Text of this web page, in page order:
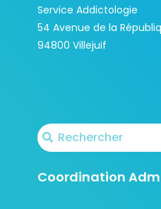
Service Addictologie
54 Avenue de la
94800 Villejuif
Coordination